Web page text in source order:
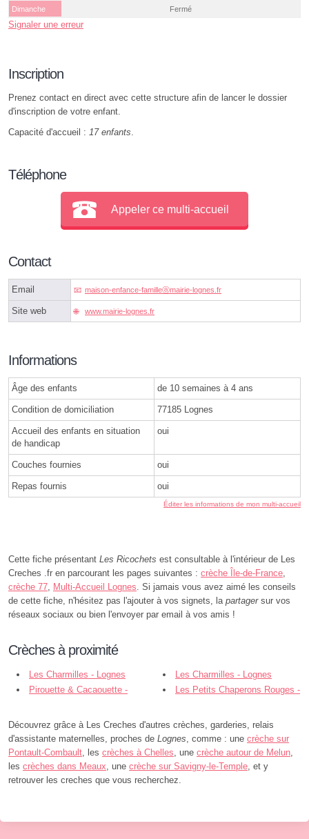
Dimanche
Fermé
Signaler une erreur
Inscription
Prenez contact en direct avec cette structure afin de lancer le dossier
d'inscription de votre enfant.
Capacité d'accueil : 17 enfants.
Téléphone
Appeler ce multi-accueil
Contact
Email maison-enfance-familleⓐmairie-lognes.fr
Site web www.mairie-lognes.fr
Informations
Âge des enfants de 10 semaines à 4 ans
Condition de domiciliation 77185 Lognes
Accueil des enfants en situation
de handicap
oui
Couches fournies oui
Repas fournis oui
Éditer les informations de mon multi-accueil
Cette fiche présentant Les Ricochets est consultable à l'intérieur de Les
Creches .fr en parcourant les pages suivantes : crèche Île-de-France,
crèche 77, Multi-Accueil Lognes. Si jamais vous avez aimé les conseils
de cette fiche, n'hésitez pas l'ajouter à vos signets, la partagersur vos
réseaux sociaux ou bien l'envoyer par email à vos amis !
Crèches à proximité
Les Charmilles - Lognes
Les Charmilles - Lognes
Pirouette & Cacaouette -
Les Petits Chaperons Rouges -
Découvrez grâce à Les Creches d'autres crèches, garderies, relais
d'assistante maternelles, proches de Lognes, comme : une crèche sur
Pontault-Combault, les crèches à Chelles, une crèche autour de Melun,
les crèches dans Meaux, une crèche sur Savigny-le-Temple, et y
retrouver les creches que vous recherchez.